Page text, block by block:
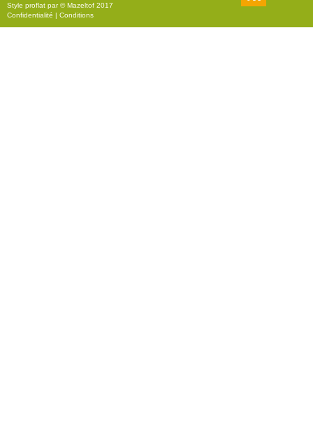
r
Style proflat par ©Mazeltof 2017
Confidentialité | Conditions